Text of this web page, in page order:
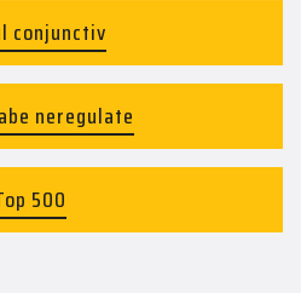
conjunctiv
neregulate
500